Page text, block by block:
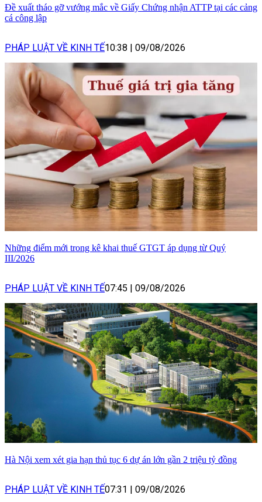
Đề xuất tháo gỡ vướng mắc về Giấy Chứng nhận ATTP tại các cảng
cá công lập
PHÁP LUẬT VỀ KINH TẾ10:38 09/08/2026
Những điểm mới trong kê khai thuế GTGT áp dụng từ Quý
III/2026
PHÁP LUẬT VỀ KINH TẾ07:45 09/08/2026
Hà Nội xem xét gia hạn thủ tục 6 dự án lớn gần 2 triệu tỷ đồng
PHÁP LUẬT VỀ KINH TẾ07:31 | 09/08/2026